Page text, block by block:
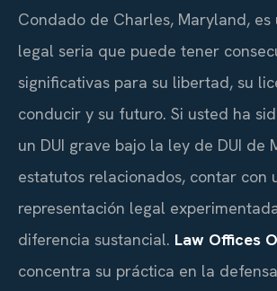
Condado de Charles, Maryland, es
legal seria que puede tener
significativas para su libertad, su
conducir y su futuro. Si usted ha
un DUI grave bajo la ley de DUI de
estatutos relacionados, contar con
representación legal
diferencia sustancial. Law Offices
concentra su práctica en la